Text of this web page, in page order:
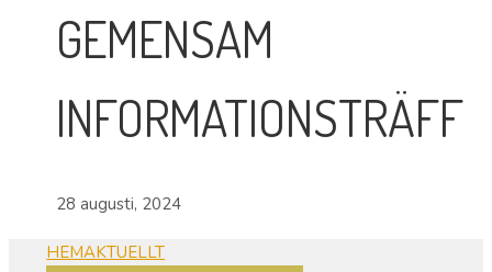
GEMENSAM
INFORMATIONSTRÄFF
28 augusti, 2024
HEMAKTUELLT